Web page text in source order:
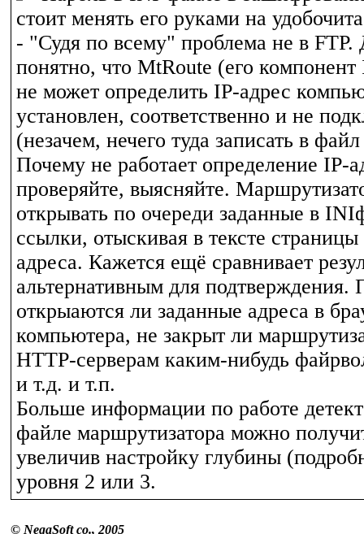
стоит менять его руками на
- "Судя по всему" проблема не в FTP.
понятно, что MtRoute (его
не может определить IP-адрес
установлен, соответственно и не
(незачем, нечего туда записать в
Почему не работает определение IP-
проверяйте, выясняйте.
открывать по очереди заданные в
ссылки, отыскивая в тексте
адреса. Кажется ещё сравнивает
альтернативным для подтверждения.
открыаются ли заданные адреса в
компьютера, не закрыт ли
HTTP-серверам каким-нибудь
и т.д. и т.п.
Больше информации по работе
файле маршрутизатора можно
увеличив настройку глубины
уровня 2 или 3.
© NegaSoft co., 2005